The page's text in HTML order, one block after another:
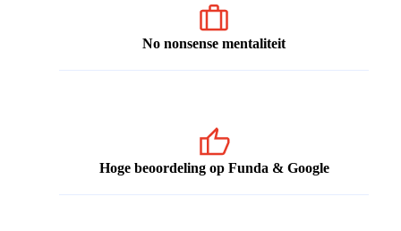
No nonsense mentaliteit
Hoge beoordeling op Funda & Google